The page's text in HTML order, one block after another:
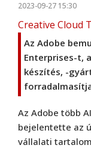
2023-09-27 15:30
Creative Cloud
Az Adobe
Enterprises-t,
készítés, -
Az Adobe több
bejelentette az
vállalati